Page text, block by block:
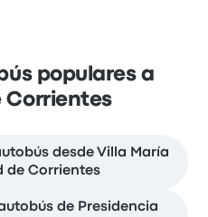
populares a
Corrientes
desde Villa María
de Corrientes
de Presidencia